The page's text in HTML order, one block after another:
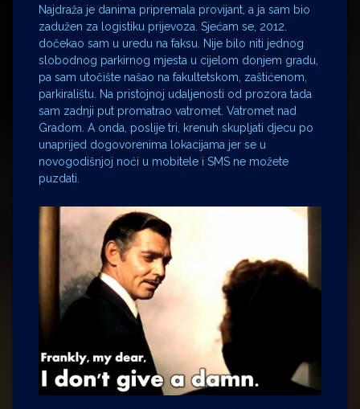
Najdraža je danima pripremala provijant, a ja sam bio
zadužen za logistiku prijevoza. Sjećam se, 2012.
dočekao sam u uredu na faksu. Nije bilo niti jednog
slobodnog parkirnog mjesta u cijelom donjem gradu,
pa sam utočište našao na fakultetskom, zaštićenom,
parkiralištu. Na pristojnoj udaljenosti od prozora tada
sam zadnji put promatrao vatromet. Vatromet nad
Gradom. A onda, poslije tri, krenuh skupljati djecu po
unaprijed dogovorenima lokacijama jer se u
novogodišnjoj noći u mobitele i SMS ne možete
puzdati.